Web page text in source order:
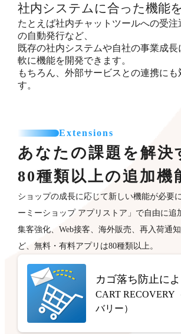
社内システムに合った機能
たとえば社内チャットツールへの受
の自動発行など、
既存の社内システムや自社の事業成
軟に機能を開発できます。
もちろん、外部サービスとの連携にも
す。
Extensions
あなたの課題を解決
80種類以上の追加機
ショップの成長に応じて新しい機能が必要
ーミーショップ アプリストア」で自由に追
集客強化、Web接客、海外販売、再入荷通
ど、無料・有料アプリは80種類以上。
カゴ落ち防止に
CART RECOVERY
バリー）